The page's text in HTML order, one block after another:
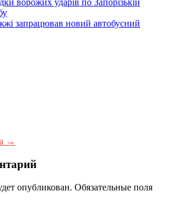
запрацював новий автобусний
→
опубликован. Обязательные поля